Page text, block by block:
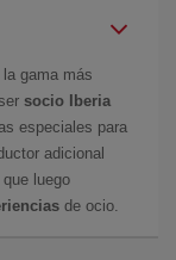
gama más
socio Iberia
especiales para
adicional
luego
de ocio.